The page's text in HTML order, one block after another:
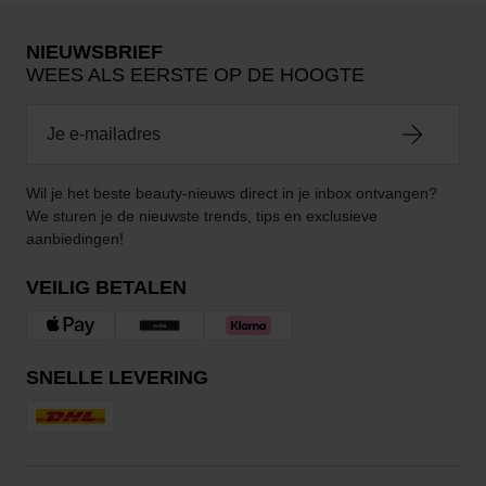
NIEUWSBRIEF
WEES ALS EERSTE OP DE HOOGTE
Wil je het beste beauty-nieuws direct in je inbox ontvangen?
We sturen je de nieuwste trends, tips en exclusieve
aanbiedingen!
VEILIG BETALEN
SNELLE LEVERING